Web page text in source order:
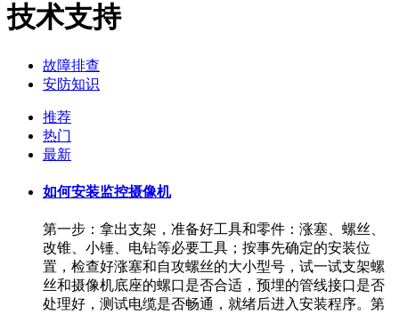
技术支持
故障排查
安防知识
推荐
热门
最新
如何安装监控摄像机
第一步：拿出支架，准备好工具和零件：涨塞、螺丝、
改锥、小锤、电钻等必要工具；按事先确定的安装位
置，检查好涨塞和自攻螺丝的大小型号，试一试支架螺
丝和摄像机底座的螺口是否合适，预埋的管线接口是否
处理好，测试电缆是否畅通，就绪后进入安装程序。第